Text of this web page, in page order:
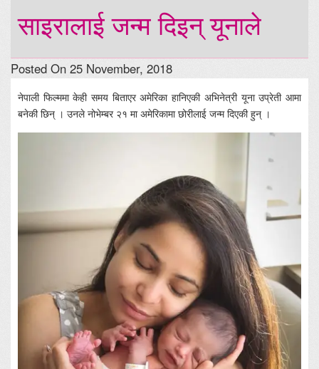
साइरालाई जन्म दिइन् यूनाले
Posted On 25 November, 2018
नेपाली फिल्ममा केही समय बिताएर अमेरिका हानिएकी अभिनेत्री यूना उप्रेती आमा
बनेकी छिन् । उनले नोभेम्बर २१ मा अमेरिकामा छोरीलाई जन्म दिएकी हुन् ।